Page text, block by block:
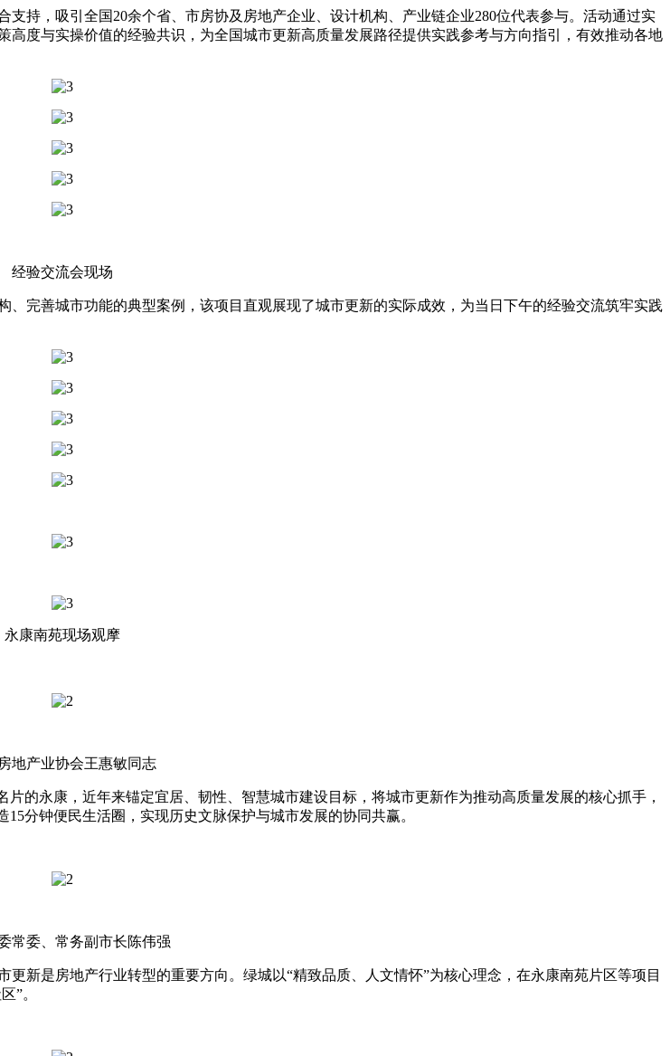
，吸引全国20余个省、市房协及房地产企业、设计机构、产业链企业280位代表参与。活动通过实
度与实操价值的经验共识，为全国城市更新高质量发展路径提供实践参考与方向指引，有效推动各地
经验交流会现场
善城市功能的典型案例，该项目直观展现了城市更新的实际成效，为当日下午的经验交流筑牢实践
永康南苑现场观摩
地产业协会王惠敏同志
永康，近年来锚定宜居、韧性、智慧城市建设目标，将城市更新作为推动高质量发展的核心抓手，
分钟便民生活圈，实现历史文脉保护与城市发展的协同共赢。
常委、常务副市长陈伟强
是房地产行业转型的重要方向。绿城以“精致品质、人文情怀”为核心理念，在永康南苑片区等项目
”。